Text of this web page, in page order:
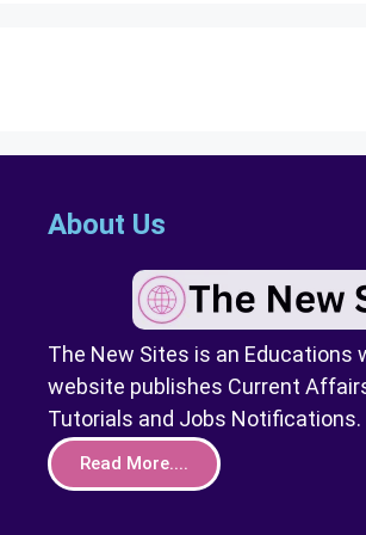
About Us
The New Sites is an Educations
website publishes Current
Tutorials and Jobs Notifications.
Read More....